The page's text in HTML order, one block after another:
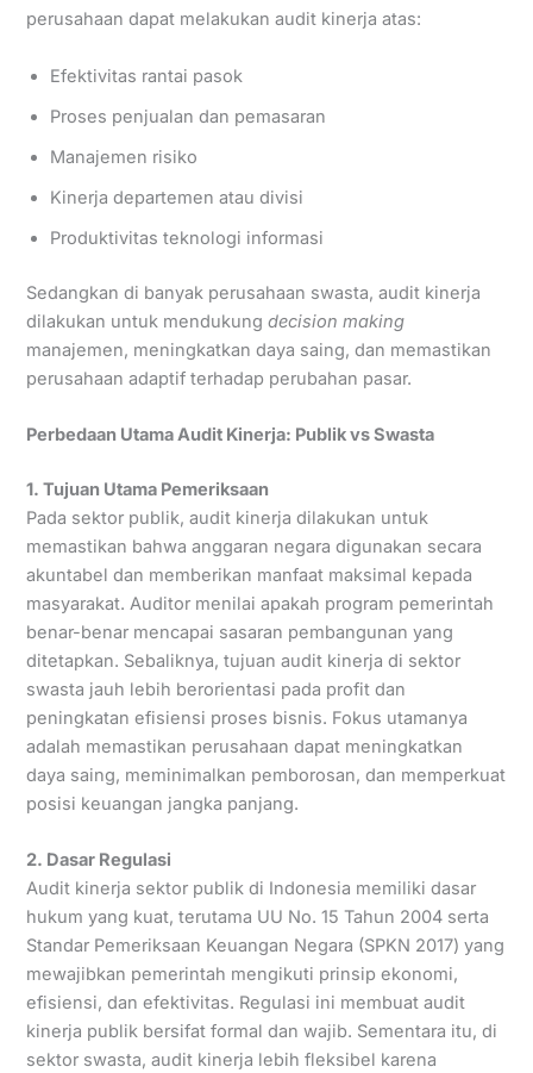
perusahaan dapat melakukan audit kinerja atas:
Efektivitas rantai pasok
Proses penjualan dan pemasaran
Manajemen risiko
Kinerja departemen atau divisi
Produktivitas teknologi informasi
Sedangkan di banyak perusahaan swasta, audit kinerja
dilakukan untuk mendukungdecision making
manajemen, meningkatkan daya saing, dan memastikan
perusahaan adaptif terhadap perubahan pasar.
Perbedaan Utama Audit Kinerja: Publik vs Swasta
1. Tujuan Utama Pemeriksaan
Pada sektor publik, audit kinerja dilakukan untuk
memastikan bahwa anggaran negara digunakan secara
akuntabel dan memberikan manfaat maksimal kepada
masyarakat. Auditor menilai apakah program pemerintah
benar-benar mencapai sasaran pembangunan yang
ditetapkan. Sebaliknya, tujuan audit kinerja di sektor
swasta jauh lebih berorientasi pada profit dan
peningkatan efisiensi proses bisnis. Fokus utamanya
adalah memastikan perusahaan dapat meningkatkan
daya saing, meminimalkan pemborosan, dan memperkuat
posisi keuangan jangka panjang.
2. Dasar Regulasi
Audit kinerja sektor publik di Indonesia memiliki dasar
hukum yang kuat, terutama UU No. 15 Tahun 2004 serta
Standar Pemeriksaan Keuangan Negara (SPKN 2017) yang
mewajibkan pemerintah mengikuti prinsip ekonomi,
efisiensi, dan efektivitas. Regulasi ini membuat audit
kinerja publik bersifat formal dan wajib. Sementara itu, di
sektor swasta, audit kinerja lebih fleksibel karena